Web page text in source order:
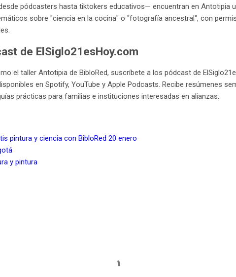
pódcasters hasta tiktokers educativos— encuentran en Antotipia
sobre "ciencia en la cocina" o "fotografía ancestral", con
de ElSiglo21esHoy.com
el taller Antotipia de BibloRed, suscríbete a los pódcast de
en Spotify, YouTube y Apple Podcasts. Recibe resúmenes
prácticas para familias e instituciones interesadas en alianzas.
pintura y ciencia con BibloRed 20 enero
y pintura